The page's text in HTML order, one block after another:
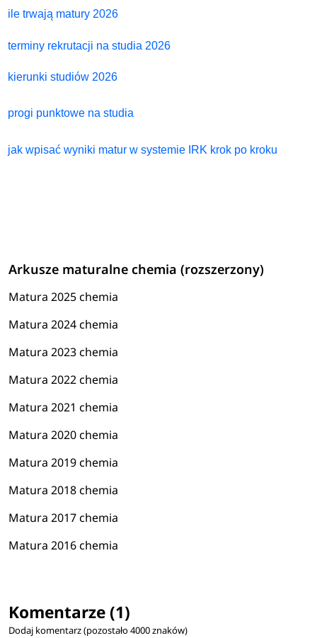
ile trwają matury 2026
terminy rekrutacji na studia 2026
kierunki studiów 2026
progi punktowe na studia
jak wpisać wyniki matur w systemie IRK krok po kroku
Arkusze maturalne chemia (rozszerzony)
Matura 2025 chemia
Matura 2024 chemia
Matura 2023 chemia
Matura 2022 chemia
Matura 2021 chemia
Matura 2020 chemia
Matura 2019 chemia
Matura 2018 chemia
Matura 2017 chemia
Matura 2016 chemia
Komentarze (1)
Dodaj komentarz (pozostało4000znaków)